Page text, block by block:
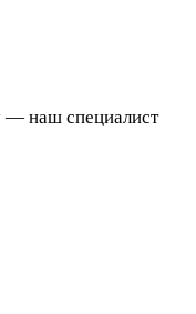
— наш специалист